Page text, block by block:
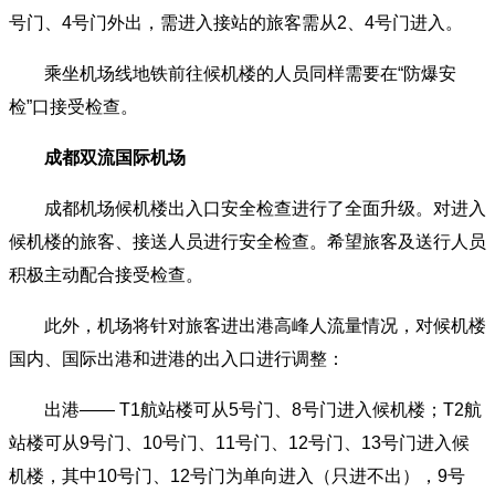
号门、4号门外出，需进入接站的旅客需从2、4号门进入。
乘坐机场线地铁前往候机楼的人员同样需要在“防爆安
检”口接受检查。
成都双流国际机场
成都机场候机楼出入口安全检查进行了全面升级。对进入
候机楼的旅客、接送人员进行安全检查。希望旅客及送行人员
积极主动配合接受检查。
此外，机场将针对旅客进出港高峰人流量情况，对候机楼
国内、国际出港和进港的出入口进行调整：
出港—— T1航站楼可从5号门、8号门进入候机楼；T2航
站楼可从9号门、10号门、11号门、12号门、13号门进入候
机楼，其中10号门、12号门为单向进入（只进不出），9号